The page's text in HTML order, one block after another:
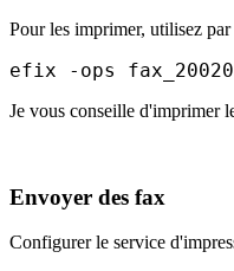
Pour les imprimer, utilisez
efix -ops
Je vous conseille d'imprimer
Envoyer des fax
Configurer le service